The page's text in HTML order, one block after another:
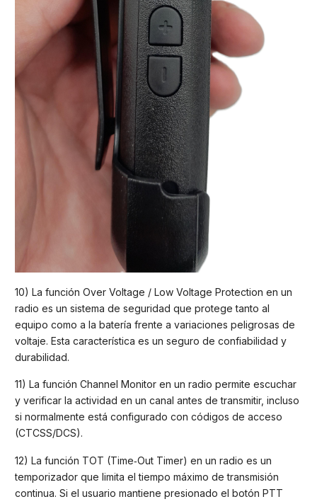
10) La función Over Voltage / Low Voltage Protection en un
radio es un sistema de seguridad que protege tanto al
equipo como a la batería frente a variaciones peligrosas de
voltaje. Esta característica es un seguro de confiabilidad y
durabilidad.
11) La función Channel Monitor en un radio permite escuchar
y verificar la actividad en un canal antes de transmitir, incluso
si normalmente está configurado con códigos de acceso
(CTCSS/DCS).
12) La función TOT (Time‑Out Timer) en un radio es un
temporizador que limita el tiempo máximo de transmisión
continua. Si el usuario mantiene presionado el botón PTT